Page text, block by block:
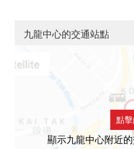
九龍中心的交通站點
點
顯示九龍中心附近